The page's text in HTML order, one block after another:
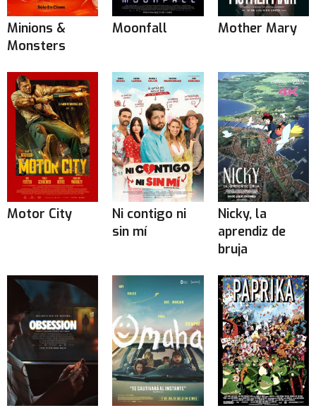
Minions &
Monsters
Moonfall Mother Mary
Motor City
Ni contigo ni
sin mí
Nicky, la
aprendiz de
bruja